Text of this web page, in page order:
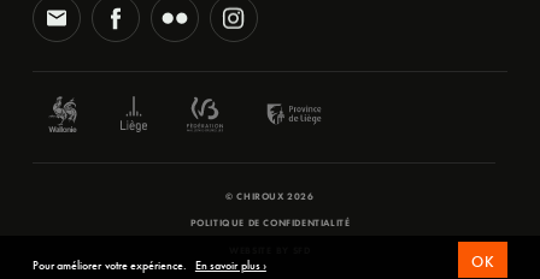
© CHIROUX 2026
POLITIQUE DE CONFIDENTIALITÉ
Pour améliorer votre expérience. En savoir plus › OK